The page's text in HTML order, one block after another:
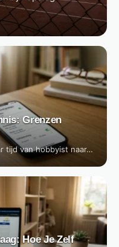
Grenzen
tijd van hobbyist naar…
Hoe Je Zelf